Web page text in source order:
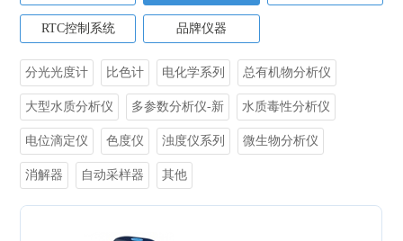
RTC控制系统 品牌仪器
分光光度计 比色计 电化学系列 总有机物分析仪
大型水质分析仪 多参数分析仪-新 水质毒性分析仪
电位滴定仪 色度仪 浊度仪系列 微生物分析仪
消解器 自动采样器 其他